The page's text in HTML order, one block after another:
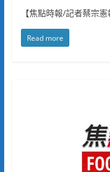
【焦點時報/記者蔡宗
Read more